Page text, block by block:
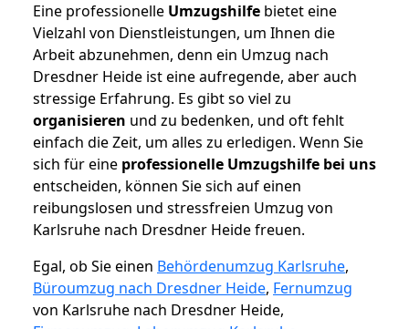
Eine professionelle Umzugshilfe bietet eine
Vielzahl von Dienstleistungen, um Ihnen die
Arbeit abzunehmen, denn ein Umzug nach
Dresdner Heide ist eine aufregende, aber auch
stressige Erfahrung. Es gibt so viel zu
organisieren und zu bedenken, und oft fehlt
einfach die Zeit, um alles zu erledigen. Wenn Sie
sich für eine professionelle Umzugshilfe bei uns
entscheiden, können Sie sich auf einen
reibungslosen und stressfreien Umzug von
Karlsruhe nach Dresdner Heide freuen.
Egal, ob Sie einen Behördenumzug Karlsruhe,
Büroumzug nach Dresdner Heide, Fernumzug
von Karlsruhe nach Dresdner Heide,